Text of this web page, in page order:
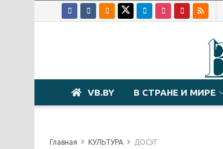
VB.BY В СТРАНЕ И МИРЕ
Главная КУЛЬТУРА ДОСУГ